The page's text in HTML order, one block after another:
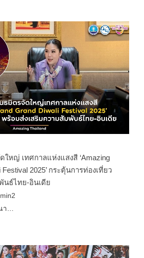
หญ่ เทศกาลแห่งแสงสี ‘Amazing
2025’ กระตุ้นการท่องเที่ยว
นธ์ไทย-อินเดีย
า…